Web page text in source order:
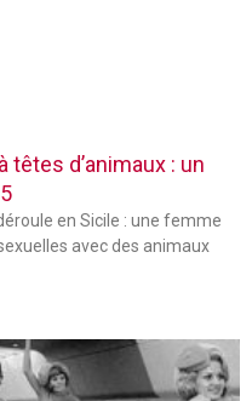
têtes d’animaux : un
en Sicile : une femme
avec des animaux